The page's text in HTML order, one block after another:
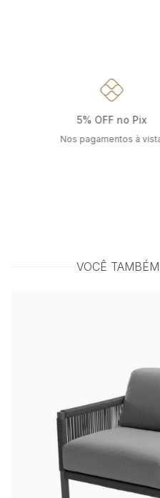
Até 10x sem juros
Parcelamento facilitado nos
VOCÊ